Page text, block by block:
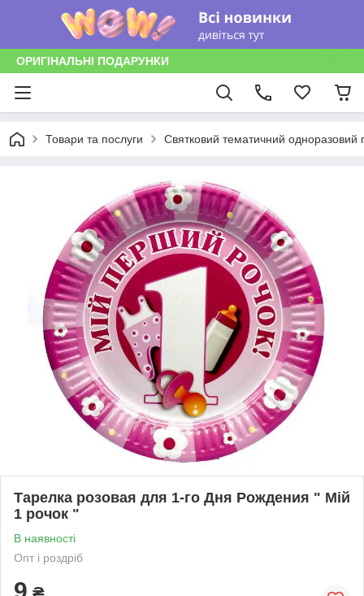
ОРИГІНАЛЬНІ ПОДАРУНКИ
Товари та послуги Святковий тематичний одноразовий
Тарелка розовая для 1-го Дня Рождения " Мій
1 рочок "
В наявності
Опт і роздріб
9